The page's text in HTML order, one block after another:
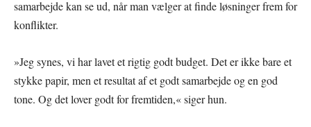
samarbejde kan se ud, når man vælger at finde løsninger frem for
konflikter.
»Jeg synes, vi har lavet et rigtig godt budget. Det er ikke bare et
stykke papir, men et resultat af et godt samarbejde og en god
tone. Og det lover godt for fremtiden,« siger hun.